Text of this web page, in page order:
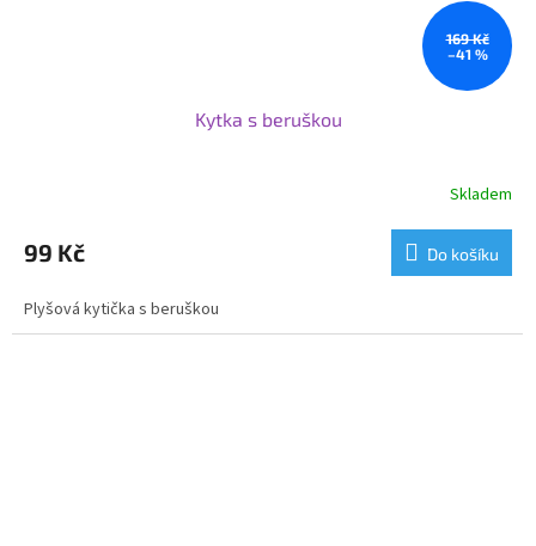
169 Kč
–41 %
Kytka s beruškou
Skladem
99 Kč Do košíku
Plyšová kytička s beruškou